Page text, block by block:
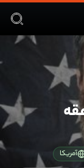
آمریکا